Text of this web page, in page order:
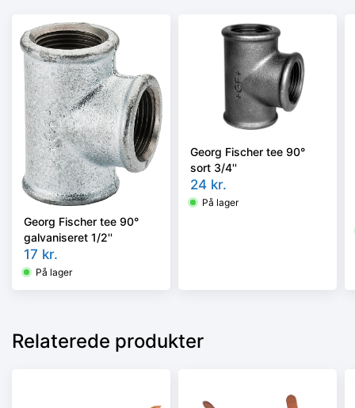
Georg Fischer tee 90°
galvaniseret 1/2''
17 kr.
På lager
Georg Fischer tee 90°
sort 3/4''
24 kr.
På lager
Relaterede produkter